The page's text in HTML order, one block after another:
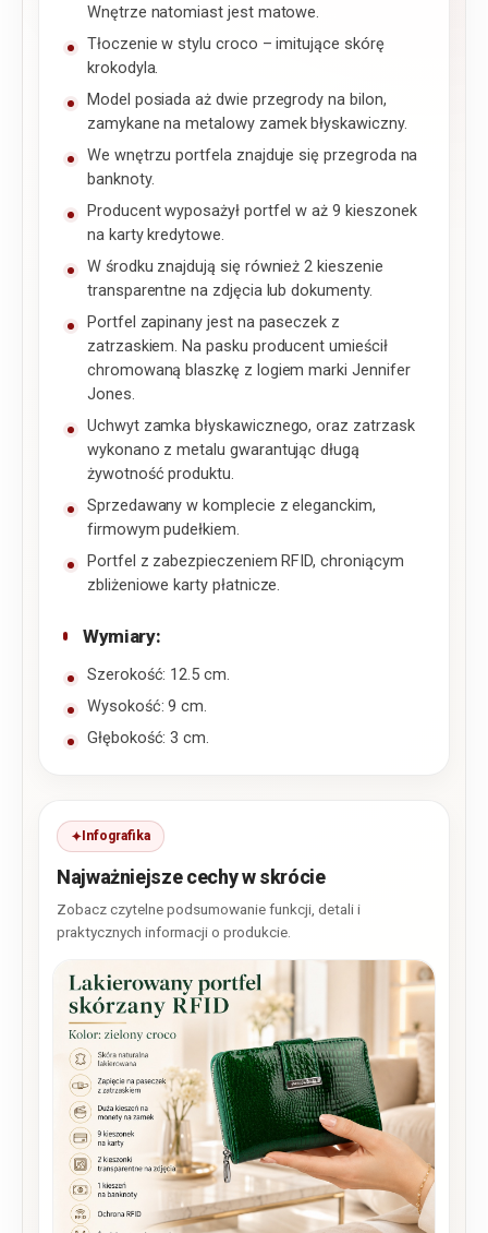
Wnętrze natomiast jest matowe.
Tłoczenie w stylu croco – imitujące skórę
krokodyla.
Model posiada aż dwie przegrody na bilon,
zamykane na metalowy zamek błyskawiczny.
We wnętrzu portfela znajduje się przegroda na
banknoty.
Producent wyposażył portfel w aż 9 kieszonek
na karty kredytowe.
W środku znajdują się również 2 kieszenie
transparentne na zdjęcia lub dokumenty.
Portfel zapinany jest na paseczek z
zatrzaskiem. Na pasku producent umieścił
chromowaną blaszkę z logiem marki Jennifer
Jones.
Uchwyt zamka błyskawicznego, oraz zatrzask
wykonano z metalu gwarantując długą
żywotność produktu.
Sprzedawany w komplecie z eleganckim,
firmowym pudełkiem.
Portfel z zabezpieczeniem RFID, chroniącym
zbliżeniowe karty płatnicze.
Wymiary:
Szerokość: 12.5 cm.
Wysokość: 9 cm.
Głębokość: 3 cm.
Infografika
Najważniejsze cechy w skrócie
Zobacz czytelne podsumowanie funkcji, detali i
praktycznych informacji o produkcie.